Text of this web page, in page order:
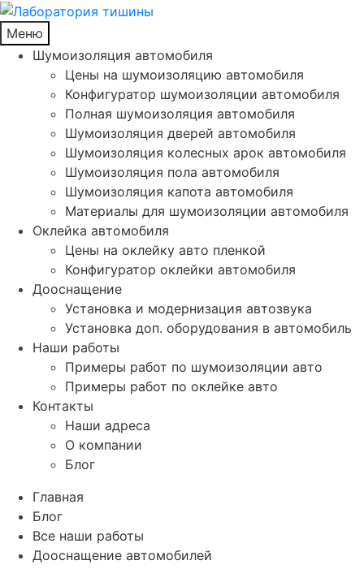
Меню
Шумоизоляция автомобиля
Цены на шумоизоляцию автомобиля
Конфигуратор шумоизоляции автомобиля
Полная шумоизоляция автомобиля
Шумоизоляция дверей автомобиля
Шумоизоляция колесных арок автомобиля
Шумоизоляция пола автомобиля
Шумоизоляция капота автомобиля
Материалы для шумоизоляции автомобиля
Оклейка автомобиля
Цены на оклейку авто пленкой
Конфигуратор оклейки автомобиля
Дооснащение
Установка и модернизация автозвука
Установка доп. оборудования в автомобиль
Наши работы
Примеры работ по шумоизоляции авто
Примеры работ по оклейке авто
Контакты
Наши адреса
О компании
Блог
Главная
Блог
Все наши работы
Дооснащение автомобилей